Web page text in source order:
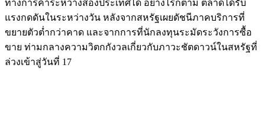
ทางการค้าระหว่างสองประเทศได้ อย่างไรก็ตาม ตลาดได้รับ
แรงกดดันในระหว่างวัน หลังจากสหรัฐเผยดัชนีภาคบริการที่
ขยายตัวต่ำกว่าคาด และจากการที่นักลงทุนระมัดระวังการซื้อ
ขาย ท่ามกลางความวิตกกังวลเกี่ยวกับภาวะชัตดาวน์ในสหรัฐที่
ล่วงเข้าสู่วันที่ 17